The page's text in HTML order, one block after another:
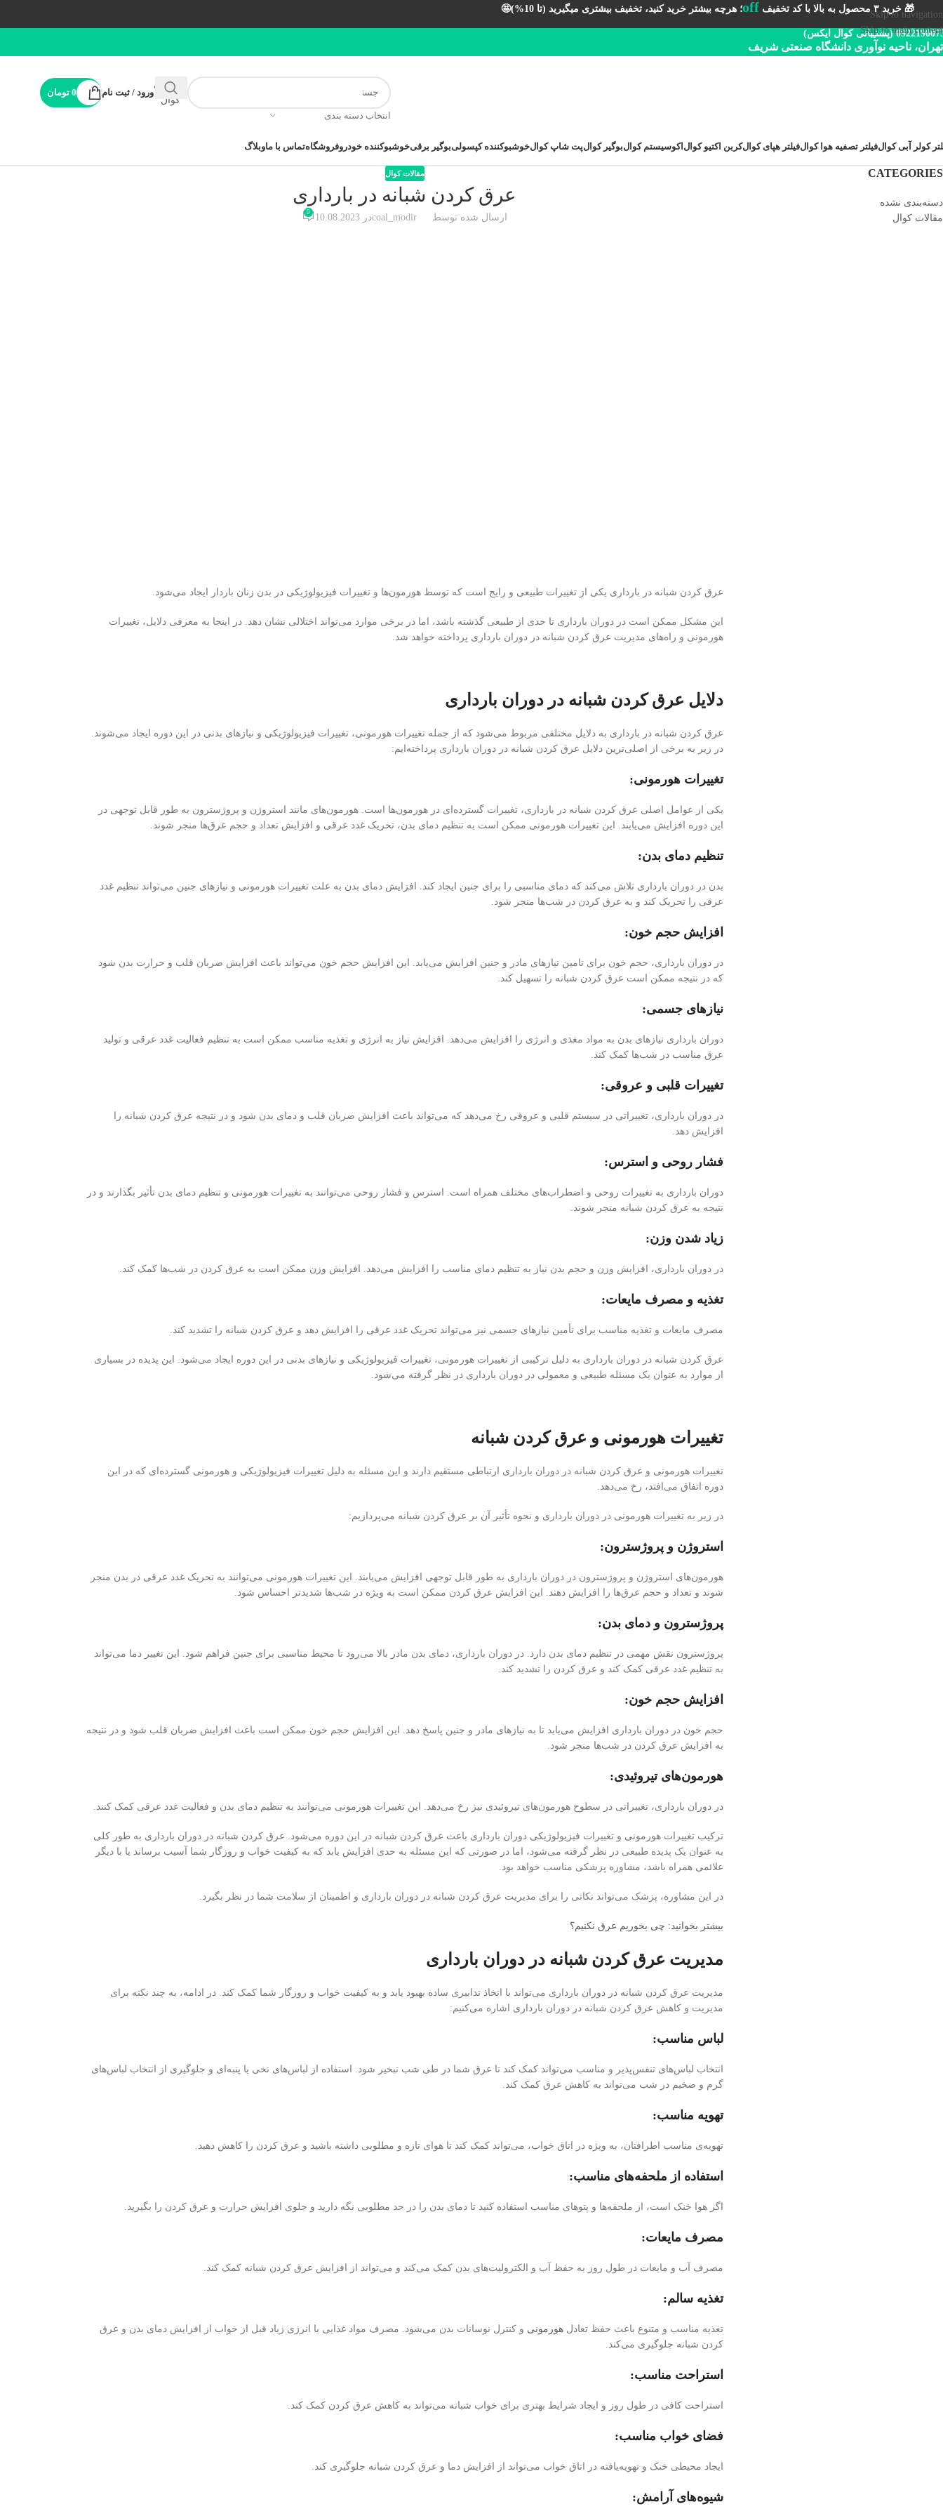
Skip to navigation
Skip to main content
🎁 خرید ۳ محصول به بالا با کد تخفیف off؛ هرچه بیشتر خرید کنید، تخفیف بیشتری میگیرید (تا 10%)🤩
(پشتیبانی کوال ایکس)
تهران، ناحیه نوآوری دانشگاه صنعتی شریف
انتخاب دسته بندی
پشتیبانی
کوال
ورود / ثبت نام 0 تومان
کولر آبی کوالفیلتر تصفیه هوا کوالفیلتر هپای کوالکربن اکتیو کوال اکوسیستم کوالبوگیر کوالپت شاپ کوالخوشبوکننده کپسولیبوگیر برقیخوشبوکننده خودروفروشگاهتماس با ماوبلاگ
CATEGORIES
دسته‌بندی نشده
مقالات کوال
مقالات کوال
عرق كردن شبانه در بارداری
ارسال شده توسط coal_modirدر 10.08.2023 0
عرق كردن شبانه در بارداری یکی از تغییرات طبیعی و رایج است که توسط هورمون‌ها و تغییرات فیزیولوژیکی در بدن زنان باردار ایجاد می‌شود.
این مشکل ممکن است در دوران بارداری تا حدی از طبیعی گذشته باشد، اما در برخی موارد می‌تواند اختلالی نشان دهد. در اینجا به معرفی دلایل، تغییرات
هورمونی و راه‌های مدیریت عرق کردن شبانه در دوران بارداری پرداخته خواهد شد.
دلایل عرق کردن شبانه در دوران بارداری
عرق كردن شبانه در بارداری به دلایل مختلفی مربوط می‌شود که از جمله تغییرات هورمونی، تغییرات فیزیولوژیکی و نیازهای بدنی در این دوره ایجاد می‌شوند.
در زیر به برخی از اصلی‌ترین دلایل عرق کردن شبانه در دوران بارداری پرداخته‌ایم:
تغییرات هورمونی:
یکی از عوامل اصلی عرق كردن شبانه در بارداری، تغییرات گسترده‌ای در هورمون‌ها است. هورمون‌های مانند استروژن و پروژسترون به طور قابل توجهی در
این دوره افزایش می‌یابند. این تغییرات هورمونی ممکن است به تنظیم دمای بدن، تحریک غدد عرقی و افزایش تعداد و حجم عرق‌ها منجر شوند.
تنظیم دمای بدن:
بدن در دوران بارداری تلاش می‌کند که دمای مناسبی را برای جنین ایجاد کند. افزایش دمای بدن به علت تغییرات هورمونی و نیازهای جنین می‌تواند تنظیم غدد
عرقی را تحریک کند و به عرق کردن در شب‌ها منجر شود.
افزایش حجم خون:
در دوران بارداری، حجم خون برای تامین نیاز‌های مادر و جنین افزایش می‌یابد. این افزایش حجم خون می‌تواند باعث افزایش ضربان قلب و حرارت بدن شود
که در نتیجه ممکن است عرق کردن شبانه را تسهیل کند.
نیازهای جسمی:
دوران بارداری نیاز‌های بدن به مواد مغذی و انرژی را افزایش می‌دهد. افزایش نیاز به انرژی و تغذیه مناسب ممکن است به تنظیم فعالیت غدد عرقی و تولید
عرق مناسب در شب‌ها کمک کند.
تغییرات قلبی و عروقی:
در دوران بارداری، تغییراتی در سیستم قلبی و عروقی رخ می‌دهد که می‌تواند باعث افزایش ضربان قلب و دمای بدن شود و در نتیجه عرق کردن شبانه را
افزایش دهد.
فشار روحی و استرس:
دوران بارداری به تغییرات روحی و اضطراب‌های مختلف همراه است. استرس و فشار روحی می‌توانند به تغییرات هورمونی و تنظیم دمای بدن تأثیر بگذارند و در
نتیجه به عرق کردن شبانه منجر شوند.
زیاد شدن وزن:
در دوران بارداری، افزایش وزن و حجم بدن نیاز به تنظیم دمای مناسب را افزایش می‌دهد. افزایش وزن ممکن است به عرق کردن در شب‌ها کمک کند.
تغذیه و مصرف مایعات:
مصرف مایعات و تغذیه مناسب برای تأمین نیازهای جسمی نیز می‌تواند تحریک غدد عرقی را افزایش دهد و عرق کردن شبانه را تشدید کند.
عرق کردن شبانه در دوران بارداری به دلیل ترکیبی از تغییرات هورمونی، تغییرات فیزیولوژیکی و نیازهای بدنی در این دوره ایجاد می‌شود. این پدیده در بسیاری
از موارد به عنوان یک مسئله طبیعی و معمولی در دوران بارداری در نظر گرفته می‌شود.
تغییرات هورمونی و عرق کردن شبانه
تغییرات هورمونی و عرق کردن شبانه در دوران بارداری ارتباطی مستقیم دارند و این مسئله به دلیل تغییرات فیزیولوژیکی و هورمونی گسترده‌ای که در این
دوره اتفاق می‌افتد، رخ می‌دهد.
در زیر به تغییرات هورمونی در دوران بارداری و نحوه تأثیر آن بر عرق کردن شبانه می‌پردازیم:
استروژن و پروژسترون:
هورمون‌های استروژن و پروژسترون در دوران بارداری به طور قابل توجهی افزایش می‌یابند. این تغییرات هورمونی می‌توانند به تحریک غدد عرقی در بدن منجر
شوند و تعداد و حجم عرق‌ها را افزایش دهند. این افزایش عرق کردن ممکن است به ویژه در شب‌ها شدیدتر احساس شود.
پروژسترون و دمای بدن:
پروژسترون نقش مهمی در تنظیم دمای بدن دارد. در دوران بارداری، دمای بدن مادر بالا می‌رود تا محیط مناسبی برای جنین فراهم شود. این تغییر دما می‌تواند
به تنظیم غدد عرقی کمک کند و عرق کردن را تشدید کند.
افزایش حجم خون:
حجم خون در دوران بارداری افزایش می‌یابد تا به نیاز‌های مادر و جنین پاسخ دهد. این افزایش حجم خون ممکن است باعث افزایش ضربان قلب شود و در نتیجه
به افزایش عرق کردن در شب‌ها منجر شود.
هورمون‌های تیروئیدی:
در دوران بارداری، تغییراتی در سطوح هورمون‌های تیروئیدی نیز رخ می‌دهد. این تغییرات هورمونی می‌توانند به تنظیم دمای بدن و فعالیت غدد عرقی کمک کنند.
ترکیب تغییرات هورمونی و تغییرات فیزیولوژیکی دوران بارداری باعث عرق کردن شبانه در این دوره می‌شود. عرق کردن شبانه در دوران بارداری به طور کلی
به عنوان یک پدیده طبیعی در نظر گرفته می‌شود، اما در صورتی که این مسئله به حدی افزایش یابد که به کیفیت خواب و روزگار شما آسیب برساند یا با دیگر
علائمی همراه باشد، مشاوره پزشکی مناسب خواهد بود.
در این مشاوره، پزشک می‌تواند نکاتی را برای مدیریت عرق کردن شبانه در دوران بارداری و اطمینان از سلامت شما در نظر بگیرد.
بیشتر بخوانید: چی بخوریم عرق نکنیم؟
مدیریت عرق کردن شبانه در دوران بارداری
مدیریت عرق کردن شبانه در دوران بارداری می‌تواند با اتخاذ تدابیری ساده بهبود یابد و به کیفیت خواب و روزگار شما کمک کند. در ادامه، به چند نکته برای
مدیریت و کاهش عرق کردن شبانه در دوران بارداری اشاره می‌کنیم:
لباس مناسب:
انتخاب لباس‌های تنفس‌پذیر و مناسب می‌تواند کمک کند تا عرق شما در طی شب تبخیر شود. استفاده از لباس‌های نخی یا پنبه‌ای و جلوگیری از انتخاب لباس‌های
گرم و ضخیم در شب می‌تواند به کاهش عرق کمک کند.
تهویه مناسب:
تهویه‌ی مناسب اطرافتان، به ویژه در اتاق خواب، می‌تواند کمک کند تا هوای تازه و مطلوبی داشته باشید و عرق کردن را کاهش دهید.
استفاده از ملحفه‌های مناسب:
اگر هوا خنک است، از ملحفه‌ها و پتوهای مناسب استفاده کنید تا دمای بدن را در حد مطلوبی نگه دارید و جلوی افزایش حرارت و عرق کردن را بگیرید.
مصرف مایعات:
مصرف آب و مایعات در طول روز به حفظ آب و الکترولیت‌های بدن کمک می‌کند و می‌تواند از افزایش عرق کردن شبانه کمک کند.
تغذیه سالم:
تغذیه مناسب و متنوع باعث حفظ تعادل هورمونی و کنترل نوسانات بدن می‌شود. مصرف مواد غذایی با انرژی زیاد قبل از خواب از افزایش دمای بدن و عرق
کردن شبانه جلوگیری می‌کند.
استراحت مناسب:
استراحت کافی در طول روز و ایجاد شرایط بهتری برای خواب شبانه می‌تواند به کاهش عرق کردن کمک کند.
فضای خواب مناسب:
ایجاد محیطی خنک و تهویه‌یافته در اتاق خواب می‌تواند از افزایش دما و عرق کردن شبانه جلوگیری کند.
شیوه‌های آرامش: